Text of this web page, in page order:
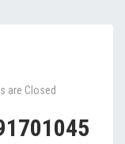
are Closed